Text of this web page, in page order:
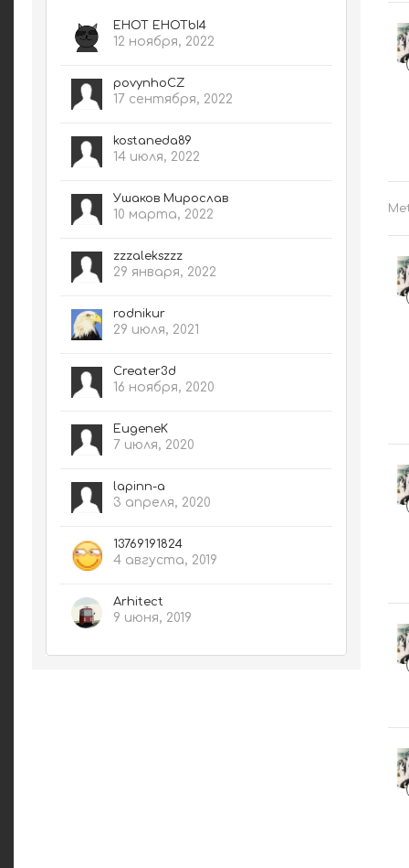
EHOT EHOTbI4
12 ноября, 2022
povynhoCZ
17 сентября, 2022
kostaneda89
14 июля, 2022
Ушаков Мирослав
10 марта, 2022
zzzalekszzz
29 января, 2022
rodnikur
29 июля, 2021
Creater3d
16 ноября, 2020
EugeneK
7 июля, 2020
lapinn-a
3 апреля, 2020
13769191824
4 августа, 2019
Arhitect
9 июня, 2019